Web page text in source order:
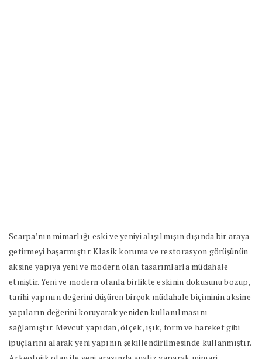
Scarpa’nın mimarlığı eski ve yeniyi alışılmışın dışında bir araya
getirmeyi başarmıştır. Klasik koruma ve restorasyon görüşünün
aksine yapıya yeni ve modern olan tasarımlarla müdahale
etmiştir. Yeni ve modern olanla birlikte eskinin dokusunu bozup,
tarihi yapının değerini düşüren birçok müdahale biçiminin aksine
yapıların değerini koruyarak yeniden kullanılmasını
sağlamıştır. Mevcut yapıdan, ölçek, ışık, form ve hareket gibi
ipuçlarını alarak yeni yapının şekillendirilmesinde kullanmıştır.